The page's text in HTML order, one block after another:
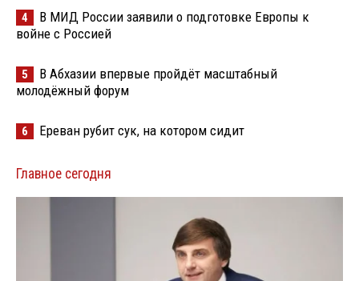
4
В МИД России заявили о подготовке Европы к
войне с Россией
5
В Абхазии впервые пройдёт масштабный
молодёжный форум
6 Ереван рубит сук, на котором сидит
Главное сегодня